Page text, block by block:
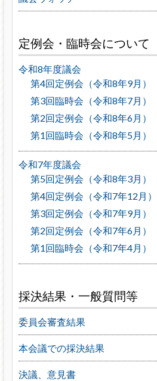
定例会・臨時会について
令和8年度議会
第4回定例会（令和8年9月）
第3回臨時会（令和8年7月）
第2回定例会（令和8年6月）
第1回臨時会（令和8年5月）
令和7年度議会
第5回定例会（令和8年3月）
第4回定例会（令和7年12月）
第3回定例会（令和7年9月）
第2回定例会（令和7年6月）
第1回臨時会（令和7年4月）
採決結果・一般質問等
委員会審査結果
本会議での採決結果
決議、意見書